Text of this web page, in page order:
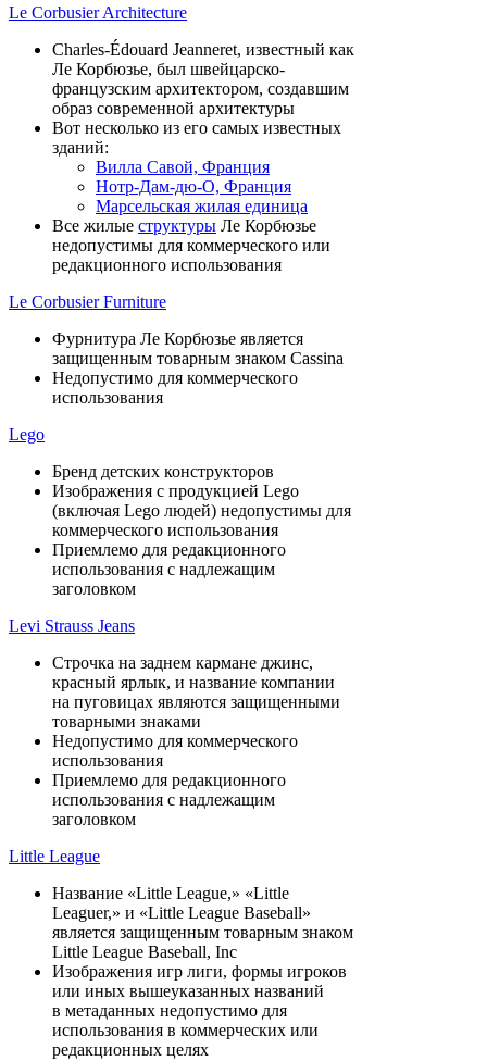
Le Corbusier Architecture
Charles-Édouard Jeanneret, известный как
Ле Корбюзье, был швейцарско-
французским архитектором, создавшим
образ современной архитектуры
Вот несколько из его самых известных
зданий:
Вилла Савой, Франция
Нотр-Дам-дю-О, Франция
Марсельская жилая единица
Все жилые структуры Ле Корбюзье
недопустимы для коммерческого или
редакционного использования
Le Corbusier Furniture
Фурнитура Ле Корбюзье является
защищенным товарным знаком Cassina
Недопустимо для коммерческого
использования
Lego
Бренд детских конструкторов
Изображения с продукцией Lego
(включая Lego людей) недопустимы для
коммерческого использования
Приемлемо для редакционного
использования с надлежащим
заголовком
Levi Strauss Jeans
Строчка на заднем кармане джинс,
красный ярлык, и название компании
на пуговицах являются защищенными
товарными знаками
Недопустимо для коммерческого
использования
Приемлемо для редакционного
использования с надлежащим
заголовком
Little League
Название «Little League,» «Little
Leaguer,» и «Little League Baseball»
является защищенным товарным знаком
Little League Baseball, Inc
Изображения игр лиги, формы игроков
или иных вышеуказанных названий
в метаданных недопустимо для
использования в коммерческих или
редакционных целях